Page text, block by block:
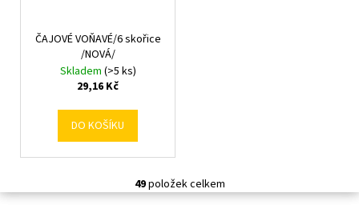
ČAJOVÉ VOŇAVÉ/6 skořice
/NOVÁ/
Skladem (>5 ks)
29,16 Kč
DO KOŠÍKU
O
49položek celkem